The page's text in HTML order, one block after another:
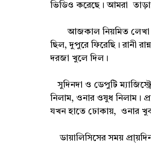
ভিডিও করেছে। আমরা
আজকাল নিয়মিত লেখা
ছিল, দুপুরে ফিরেছি। রানী
দরজা খুলে দিল।
সুদিনদা ও ডেপুটি
নিলাম, ওনার ওষুধ নিলাম।
যখন হাতে ঢোকায়, ওনার
ডায়ালিসিসের সময়